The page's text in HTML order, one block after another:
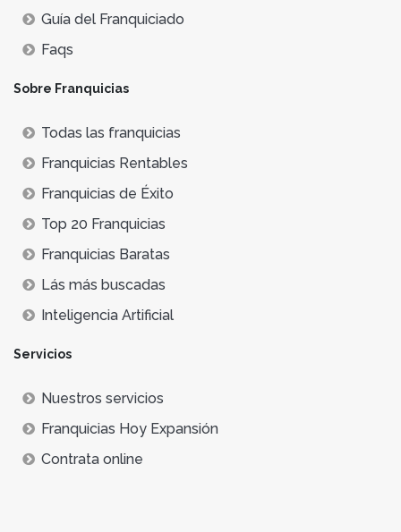
Guía del Franquiciado
Faqs
Sobre Franquicias
Todas las franquicias
Franquicias Rentables
Franquicias de Éxito
Top 20 Franquicias
Franquicias Baratas
Lás más buscadas
Inteligencia Artificial
Servicios
Nuestros servicios
Franquicias Hoy Expansión
Contrata online